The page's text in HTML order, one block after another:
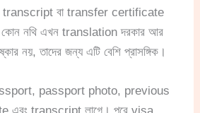
বা transfer certificate
নথি এখন translation দরকার আর
নয়, তাদের জন্য এটি বেশি প্রাসঙ্গিক।
passport, passport photo, previous